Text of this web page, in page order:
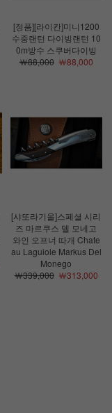
[정품][라이칸]미니1200
수중랜턴 다이빙랜턴 10
0m방수 스쿠버다이빙
￦88,000￦88,000
[샤또라기올]스페셜 시리
즈 마르쿠스 델 모네고
와인 오프너 따개 Chate
au Laguiole Markus Del
Monego
￦339,000￦313,000